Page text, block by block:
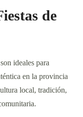
de
ideales para
en la provincia
local, tradición,